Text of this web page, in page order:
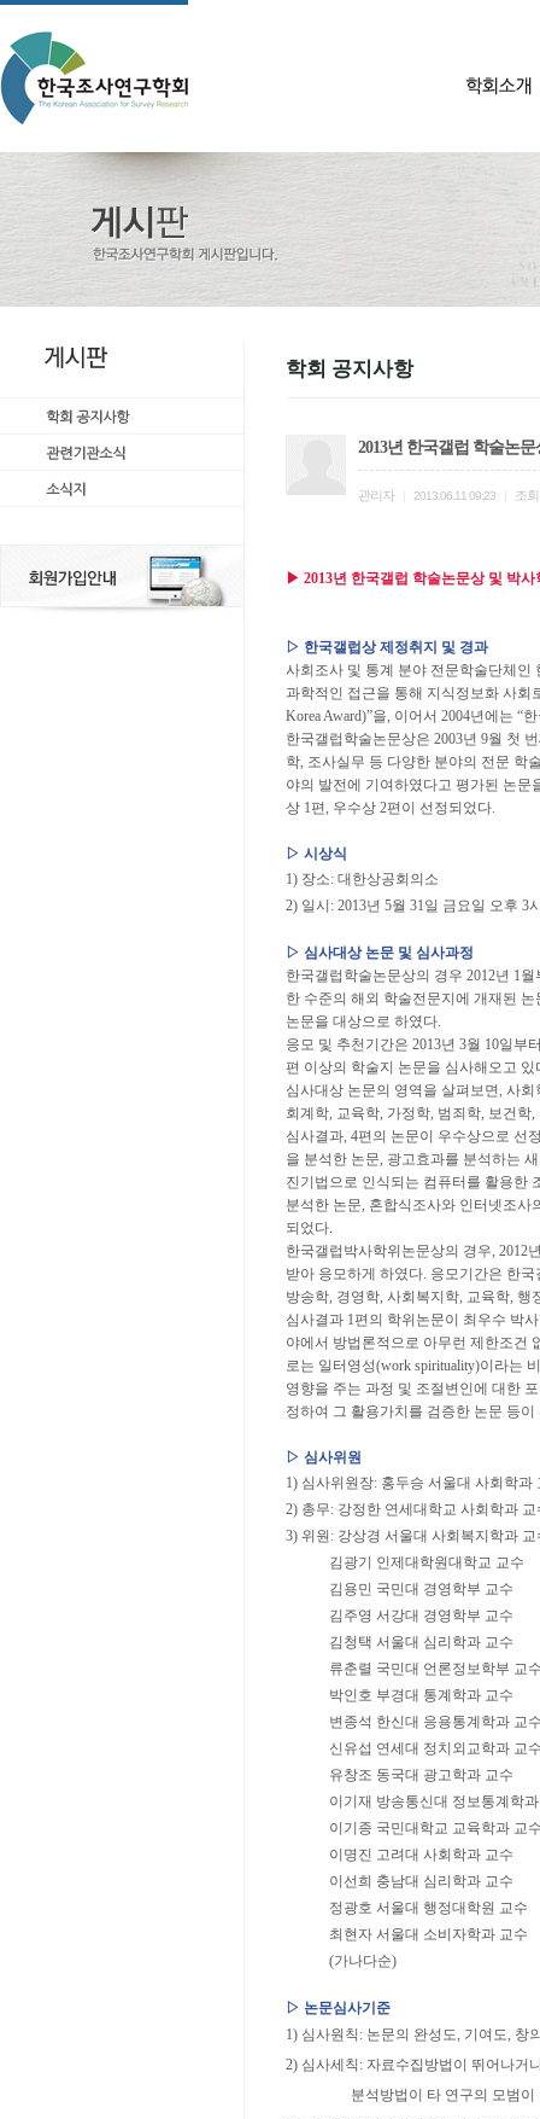
학회 공지사항
2013년 한국갤럽 학술논
관리자 2013.06.11 09:23 조회
▶ 2013년 한국갤럽 학술논문상 및 박
▷ 한국갤럽상 제정취지 및 경과
사회조사 및 통계 분야 전문학술단체인
과학적인 접근을 통해 지식정보화 사회
Korea Award)”을, 이어서 2004년에는 “
한국갤럽학술논문상은 2003년 9월 첫
학, 조사실무 등 다양한 분야의 전문 학
야의 발전에 기여하였다고 평가된 논문
상 1편, 우수상 2편이 선정되었다.
▷ 시상식
1) 장소: 대한상공회의소
2) 일시: 2013년 5월 31일 금요일 오후 3
▷ 심사대상 논문 및 심사과정
한국갤럽학술논문상의 경우 2012년 1
한 수준의 해외 학술전문지에 개재된
논문을 대상으로 하였다.
응모 및 추천기간은 2013년 3월 10일부
편 이상의 학술지 논문을 심사해오고
심사대상 논문의 영역을 살펴보면, 사
회계학, 교육학, 가정학, 범죄학, 보건
심사결과, 4편의 논문이 우수상으로 선
을 분석한 논문, 광고효과를 분석하는
진기법으로 인식되는 컴퓨터를 활용한
분석한 논문, 혼합식조사와 인터넷조
되었다.
한국갤럽박사학위논문상의 경우, 2012
받아 응모하게 하였다. 응모기간은 한
방송학, 경영학, 사회복지학, 교육학, 행
심사결과 1편의 학위논문이 최우수 박
야에서 방법론적으로 아무런 제한조건
로는 일터영성(work spirituality)이라는
영향을 주는 과정 및 조절변인에 대한
정하여 그 활용가치를 검증한 논문 등이
▷ 심사위원
1) 심사위원장: 홍두승 서울대 사회학과
2) 총무: 강정한 연세대학교 사회학과 교
3) 위원: 강상경 서울대 사회복지학과 교
김광기 인제대학원대학교 교수
김용민 국민대 경영학부 교수
김주영 서강대 경영학부 교수
김청택 서울대 심리학과 교수
류춘렬 국민대 언론정보학부 교
박인호 부경대 통계학과 교수
변종석 한신대 응용통계학과 교
신유섭 연세대 정치외교학과 교
유창조 동국대 광고학과 교수
이기재 방송통신대 정보통계학과
이기종 국민대학교 교육학과 교
이명진 고려대 사회학과 교수
이선희 충남대 심리학과 교수
정광호 서울대 행정대학원 교수
최현자 서울대 소비자학과 교수
(가나다순)
▷ 논문심사기준
1) 심사원칙: 논문의 완성도, 기여도, 창
2) 심사세칙: 자료수집방법이 뛰어나거
분석방법이 타 연구의 모범이